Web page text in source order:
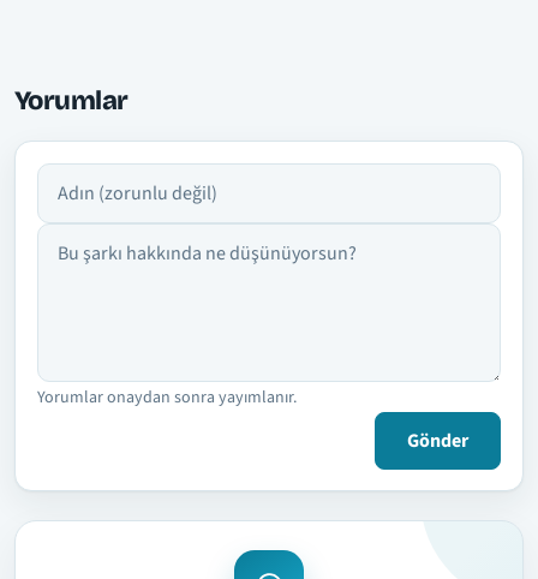
Yorumlar
Adın
Yorumun
Yorumlar onaydan sonra yayımlanır.
Gönder